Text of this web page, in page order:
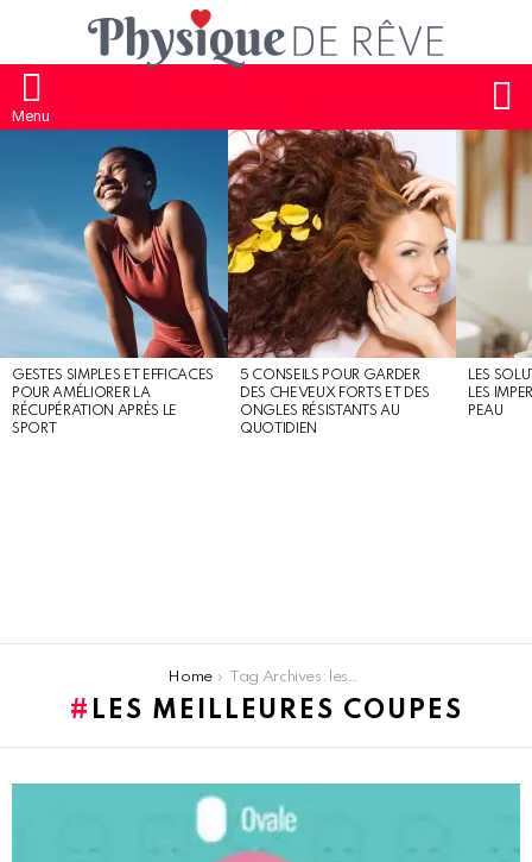
Menu
GESTES SIMPLES ET EFFICACES
POUR AMÉLIORER LA
RÉCUPÉRATION APRÈS LE
SPORT
5 CONSEILS POUR GARDER
DES CHEVEUX FORTS ET DES
ONGLES RÉSISTANTS AU
QUOTIDIEN
LES
LES
PEAU
Home Tag Archives: les meilleures coupes
LES MEILLEURES COUPES